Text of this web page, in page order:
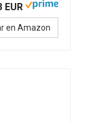
EUR
en Amazon